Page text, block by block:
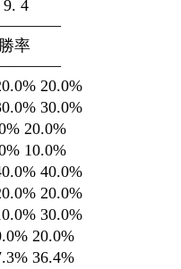
4
率
20.0%
30.0%
20.0%
10.0%
40.0%
20.0%
30.0%
20.0%
36.4%